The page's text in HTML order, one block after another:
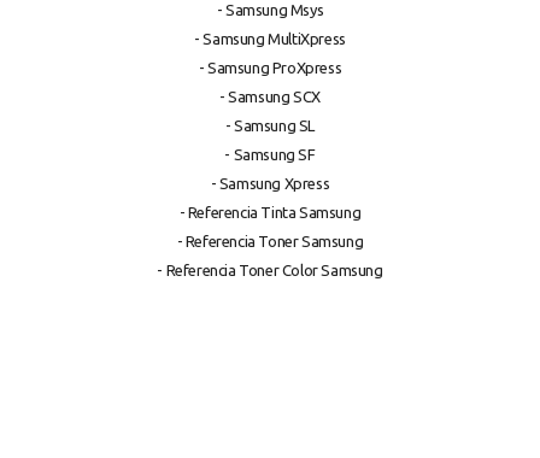
- Samsung Msys
- Samsung MultiXpress
- Samsung ProXpress
- Samsung SCX
- Samsung SL
- Samsung SF
- Samsung Xpress
- Referencia Tinta Samsung
- Referencia Toner Samsung
- Referencia Toner Color Samsung